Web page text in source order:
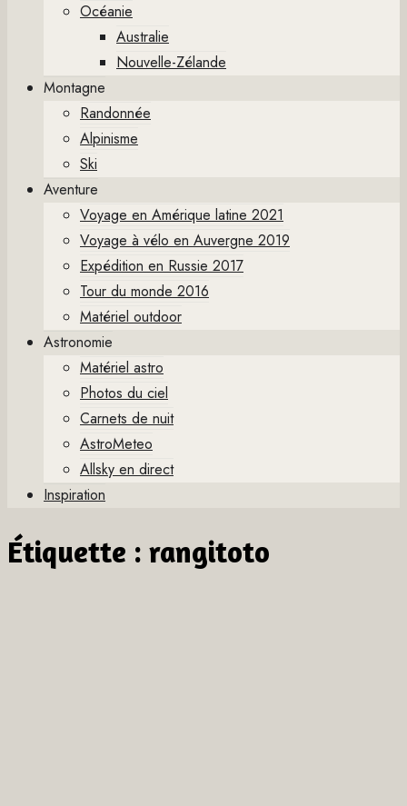
Océanie
Australie
Nouvelle-Zélande
Montagne
Randonnée
Alpinisme
Ski
Aventure
Voyage en Amérique latine 2021
Voyage à vélo en Auvergne 2019
Expédition en Russie 2017
Tour du monde 2016
Matériel outdoor
Astronomie
Matériel astro
Photos du ciel
Carnets de nuit
AstroMeteo
Allsky en direct
Inspiration
Étiquette : rangitoto